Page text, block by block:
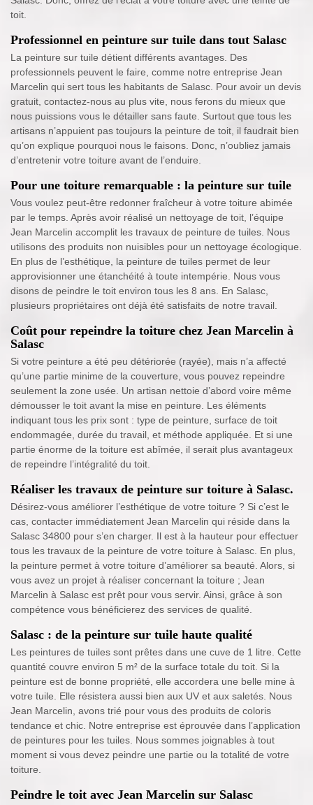
toit.
Professionnel en peinture sur tuile dans tout Salasc
La peinture sur tuile détient différents avantages. Des
professionnels peuvent le faire, comme notre entreprise Jean
Marcelin qui sert tous les habitants de Salasc. Pour avoir un devis
gratuit, contactez-nous au plus vite, nous ferons du mieux que
nous puissions vous le détailler sans faute. Surtout que tous les
artisans n’appuient pas toujours la peinture de toit, il faudrait bien
qu’on explique pourquoi nous le faisons. Donc, n’oubliez jamais
d’entretenir votre toiture avant de l’enduire.
Pour une toiture remarquable : la peinture sur tuile
Vous voulez peut-être redonner fraîcheur à votre toiture abimée
par le temps. Après avoir réalisé un nettoyage de toit, l’équipe
Jean Marcelin accomplit les travaux de peinture de tuiles. Nous
utilisons des produits non nuisibles pour un nettoyage écologique.
En plus de l’esthétique, la peinture de tuiles permet de leur
approvisionner une étanchéité à toute intempérie. Nous vous
disons de peindre le toit environ tous les 8 ans. En Salasc,
plusieurs propriétaires ont déjà été satisfaits de notre travail.
Coût pour repeindre la toiture chez Jean Marcelin à
Salasc
Si votre peinture a été peu détériorée (rayée), mais n’a affecté
qu’une partie minime de la couverture, vous pouvez repeindre
seulement la zone usée. Un artisan nettoie d’abord voire même
démousser le toit avant la mise en peinture. Les éléments
indiquant tous les prix sont : type de peinture, surface de toit
endommagée, durée du travail, et méthode appliquée. Et si une
partie énorme de la toiture est abîmée, il serait plus avantageux
de repeindre l’intégralité du toit.
Réaliser les travaux de peinture sur toiture à Salasc.
Désirez-vous améliorer l’esthétique de votre toiture ? Si c’est le
cas, contacter immédiatement Jean Marcelin qui réside dans la
Salasc 34800 pour s’en charger. Il est à la hauteur pour effectuer
tous les travaux de la peinture de votre toiture à Salasc. En plus,
la peinture permet à votre toiture d’améliorer sa beauté. Alors, si
vous avez un projet à réaliser concernant la toiture ; Jean
Marcelin à Salasc est prêt pour vous servir. Ainsi, grâce à son
compétence vous bénéficierez des services de qualité.
Salasc : de la peinture sur tuile haute qualité
Les peintures de tuiles sont prêtes dans une cuve de 1 litre. Cette
quantité couvre environ 5 m² de la surface totale du toit. Si la
peinture est de bonne propriété, elle accordera une belle mine à
votre tuile. Elle résistera aussi bien aux UV et aux saletés. Nous
Jean Marcelin, avons trié pour vous des produits de coloris
tendance et chic. Notre entreprise est éprouvée dans l’application
de peintures pour les tuiles. Nous sommes joignables à tout
moment si vous devez peindre une partie ou la totalité de votre
toiture.
Peindre le toit avec Jean Marcelin sur Salasc